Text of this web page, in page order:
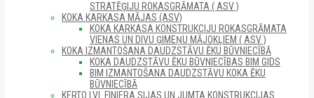
STRATĒĢIJU ROKASGRĀMATA ( ASV )
KOKA KARKASA MĀJAS (ASV)
KOKA KARKASA KONSTRUKCIJU ROKASGRĀMATA
VIENAS UN DIVU ĢIMEŅU MĀJOKĻIEM ( ASV )
KOKA IZMANTOŠANA DAUDZSTĀVU ĒKU BŪVNIECĪBĀ
KOKA DAUDZSTĀVU ĒKU BŪVNIECĪBAS BIM GIDS
BIM IZMANTOŠANA DAUDZSTĀVU KOKA ĒKU
BŪVNIECĪBĀ
KERTO LVL FINIERA SIJAS UN JUMTA KONSTRUKCIJAS